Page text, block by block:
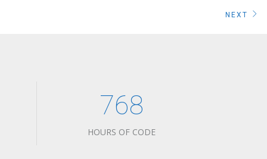
NEXT
768
HOURS OF CODE